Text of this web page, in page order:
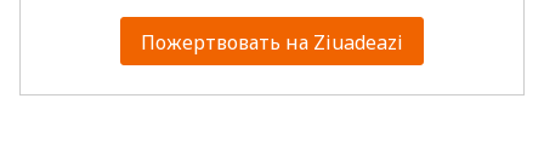
Пожертвовать на Ziuadeazi